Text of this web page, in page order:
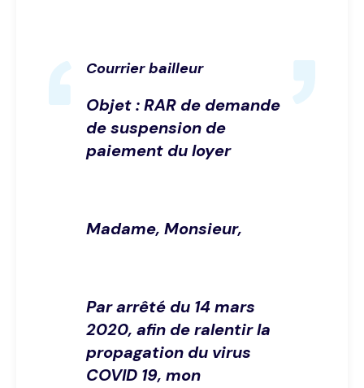
Courrier bailleur
Objet : RAR de demande
de suspension de
paiement du loyer
Madame, Monsieur,
Par arrêté du 14 mars
2020, afin de ralentir la
propagation du virus
COVID 19, mon